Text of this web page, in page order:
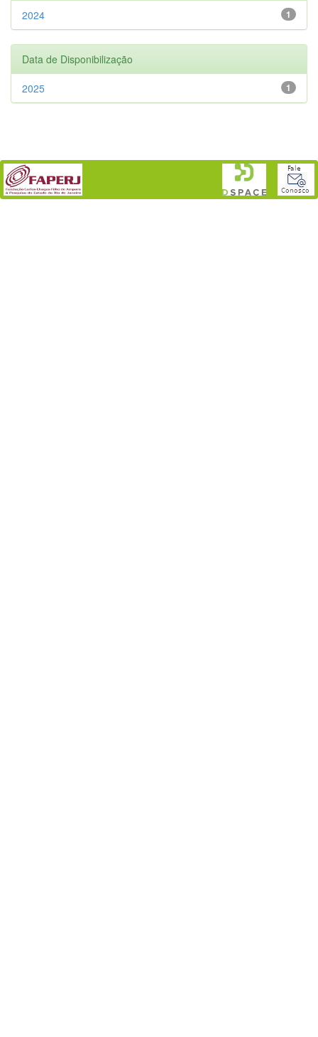
1
2024
Data de Disponibilização
1
2025